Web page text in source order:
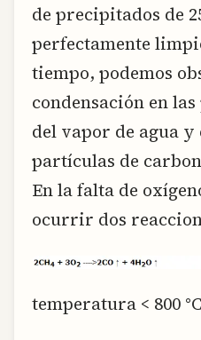
de precipitados de
perfectamente
tiempo, podemos
condensación en
del vapor de agua y
partículas de
En la falta de
ocurrir dos
temperatura < 800 °C